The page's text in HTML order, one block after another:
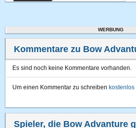
WERBUNG
Kommentare zu Bow
Es sind noch keine Kommentare vorhanden.
Um einen Kommentar zu schreiben
Spieler, die Bow Advanture